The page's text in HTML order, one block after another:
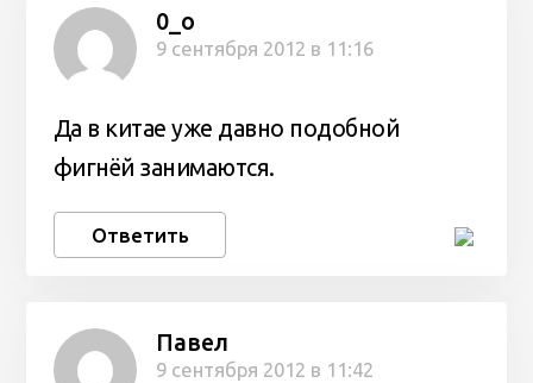
0_о
9 сентября 2012 в 11:16
Да в китае уже давно подобной
фигнёй занимаются.
Ответить
Павел
9 сентября 2012 в 11:42